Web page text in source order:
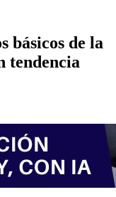
básicos de la
tendencia